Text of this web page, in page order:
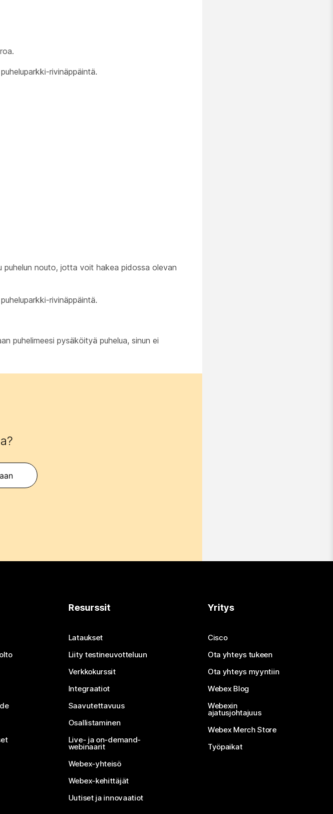
rivinäppäintä.
nouto, jotta voit hakea pidossa olevan
rivinäppäintä.
puhelimeesi pysäköityä puhelua, sinun ei
Resurssit
Lataukset
Liity testineuvotteluun
Verkkokurssit
Integraatiot
Saavutettavuus
Osallistaminen
Live- ja on-demand-
webinaarit
Webex-yhteisö
Webex-kehittäjät
Uutiset ja innovaatiot
Yritys
Cisco
Ota yhteys tukeen
Ota yhteys myyntiin
Webex Blog
Webexin
ajatusjohtajuus
Webex Merch Store
Työpaikat